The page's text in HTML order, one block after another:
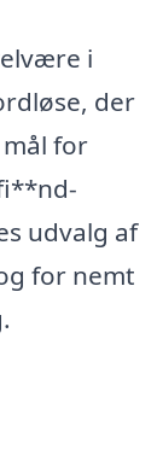
i
der
for
udvalg af
for nemt